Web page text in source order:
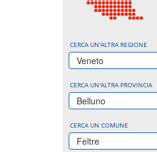
CERCA UN'ALTRA REGIONE
Veneto
CERCA UN'ALTRA PROVINCIA
Belluno
CERCA UN COMUNE
Feltre